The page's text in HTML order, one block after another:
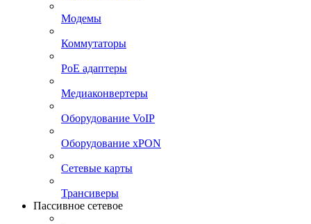
Модемы
Коммутаторы
PoE адаптеры
Медиаконвертеры
Оборудование VoIP
Оборудование xPON
Сетевые карты
Трансиверы
Пассивное сетевое